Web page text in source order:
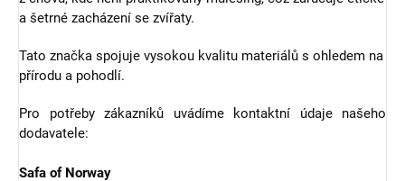
a šetrné zacházení se zvířaty.
Tato značka spojuje vysokou kvalitu materiálů s ohledem na
přírodu a pohodlí.
Pro potřeby zákazníků uvádíme kontaktní údaje našeho
dodavatele:
Safa of Norway